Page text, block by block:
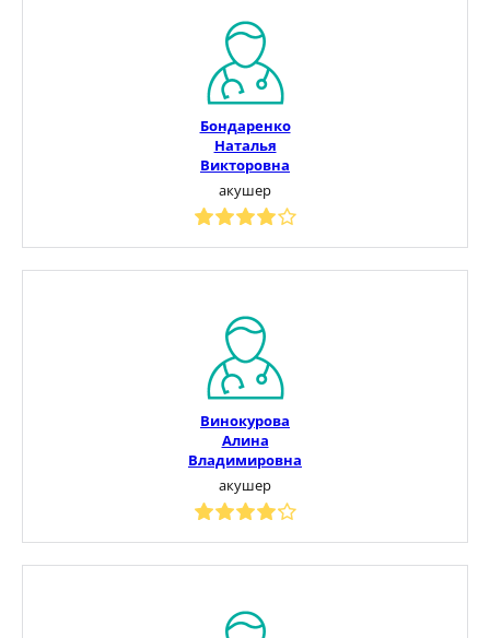
Бондаренко
Наталья
Викторовна
акушер
Винокурова
Алина
Владимировна
акушер